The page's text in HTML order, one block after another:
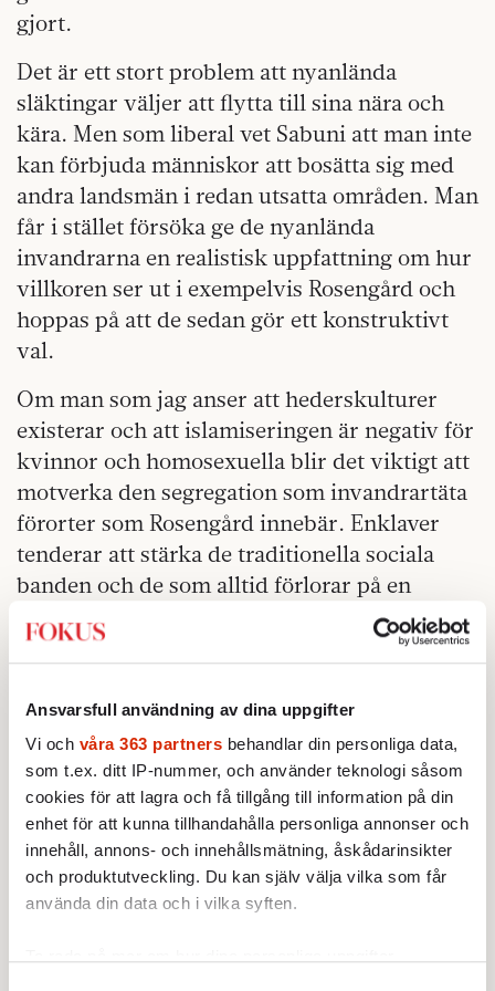
Ansvarsfull användning av dina uppgifter
Vi och våra 363 partners behandlar din personliga data,
som t.ex. ditt IP-nummer, och använder teknologi såsom
cookies för att lagra och få tillgång till information på din
enhet för att kunna tillhandahålla personliga annonser och
innehåll, annons- och innehållsmätning, åskådarinsikter
och produktutveckling. Du kan själv välja vilka som får
använda din data och i vilka syften.
gjort.
Det är ett stort problem att nyanlända
släktingar väljer att flytta till sina nära och
kära. Men som liberal vet Sabuni att man inte
kan förbjuda människor att bosätta sig med
andra landsmän i redan utsatta områden. Man
får i stället försöka ge de nyanlända
invandrarna en realistisk uppfattning om hur
villkoren ser ut i exempelvis Rosengård och
hoppas på att de sedan gör ett konstruktivt
val.
Om man som jag anser att hederskulturer
existerar och att islamiseringen är negativ för
kvinnor och homosexuella blir det viktigt att
motverka den segregation som invandrartäta
förorter som Rosengård innebär. Enklaver
tenderar att stärka de traditionella sociala
banden och de som alltid förlorar på en
konserverande syn på kulturer och
traditioner är kvinnor, barn och
Stora koncentrationer av utsatta etniska
grupper i områden som Rosengård, Fittja och
Rinkeby medför ofta en olidlig social kontroll
av unga kvinnor och de som inte lever enligt
traditionella normer. Tänk på Knutbysekten
så kan ni nog föreställa er det sociala trycket.
Det kommer alltid att finnas människor som